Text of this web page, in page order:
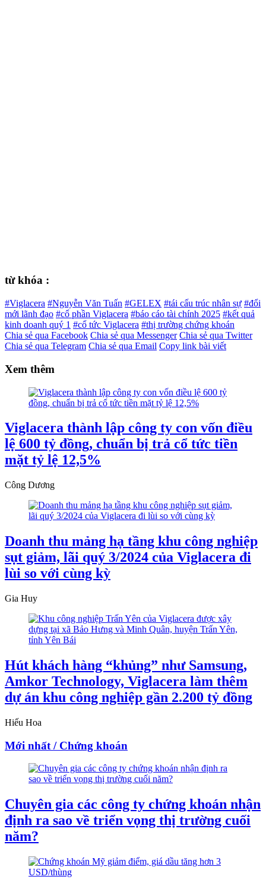
từ khóa :
#Viglacera #Nguyễn Văn Tuấn #GELEX #tái cấu trúc nhân sự #đổi
mới lãnh đạo #cổ phần Viglacera #báo cáo tài chính 2025 #kết quả
kinh doanh quý 1 #cổ tức Viglacera #thị trường chứng khoán
Chia sẻ qua Facebook Chia sẻ qua Messenger Chia sẻ qua Twitter
Chia sẻ qua Telegram Chia sẻ qua Email Copy link bài viết
Xem thêm
Viglacera thành lập công ty con vốn điều
lệ 600 tỷ đồng, chuẩn bị trả cổ tức tiền
mặt tỷ lệ 12,5%
Công Dương
Doanh thu mảng hạ tầng khu công nghiệp
sụt giảm, lãi quý 3/2024 của Viglacera đi
lùi so với cùng kỳ
Gia Huy
Hút khách hàng “khủng” như Samsung,
Amkor Technology, Viglacera làm thêm
dự án khu công nghiệp gần 2.200 tỷ đồng
Hiếu Hoa
Mới nhất / Chứng khoán
Chuyên gia các công ty chứng khoán nhận
định ra sao về triển vọng thị trường cuối
năm?